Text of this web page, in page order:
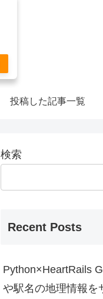
投稿した記事一覧
検索
Recent Posts
Python×HeartRails
や駅名の地理情報を